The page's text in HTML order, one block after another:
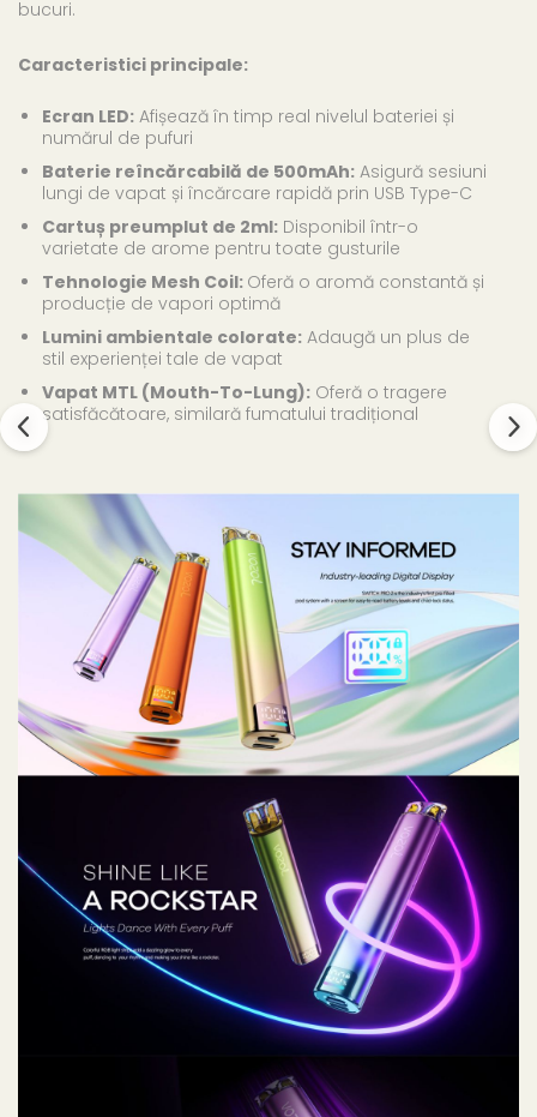
bucuri.
Caracteristici principale:
Ecran LED: Afișează în timp real nivelul bateriei și
numărul de pufuri
Baterie reîncărcabilă de 500mAh: Asigură sesiuni
lungi de vapat și încărcare rapidă prin USB Type-C
Cartuș preumplut de 2ml: Disponibil într-o
varietate de arome pentru toate gusturile
Tehnologie Mesh Coil: Oferă o aromă constantă și
producție de vapori optimă
Lumini ambientale colorate: Adaugă un plus de
stil experienței tale de vapat
Vapat MTL (Mouth-To-Lung): Oferă o tragere
satisfăcătoare, similară fumatului tradițional